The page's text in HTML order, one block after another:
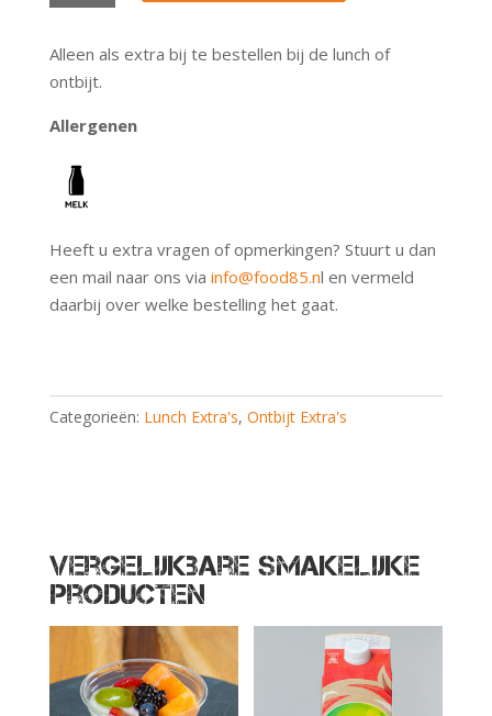
melk
Alleen als extra bij te bestellen bij de lunch of
ontbijt.
Allergenen
Heeft u extra vragen of opmerkingen? Stuurt u dan
een mail naar ons via info@food85.nl en vermeld
daarbij over welke bestelling het gaat.
Categorieën: Lunch Extra's, Ontbijt Extra's
Vergelijkbare smakelijke
producten